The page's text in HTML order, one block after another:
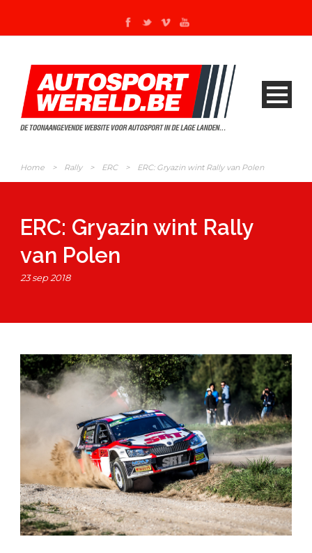
Home > Rally > ERC > ERC: Gryazin wint Rally van Polen
ERC: Gryazin wint Rally
van Polen
23 sep 2018